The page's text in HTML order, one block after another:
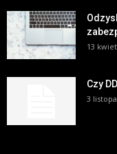
13
Czy
3